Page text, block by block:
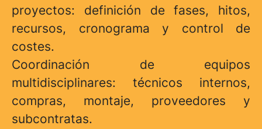
proyectos: definición de fases, hitos,
recursos, cronograma y control de
costes.
Coordinación de equipos
multidisciplinares: técnicos internos,
compras, montaje, proveedores y
subcontratas.